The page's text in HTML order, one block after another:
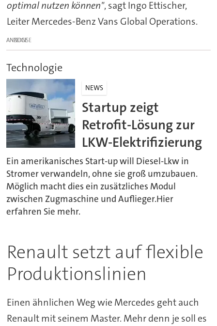
optimal nutzen können", sagt Ingo Ettischer,
Leiter Mercedes-Benz Vans Global Operations.
ANZEIGE
Technologie
NEWS
Startup zeigt
Retrofit-Lösung zur
LKW-Elektrifizierung
Ein amerikanisches Start-up will Diesel-Lkw in
Stromer verwandeln, ohne sie groß umzubauen.
Möglich macht dies ein zusätzliches Modul
zwischen Zugmaschine und Auflieger.Hier
erfahren Sie mehr.
Renault setzt auf flexible
Produktionslinien
Einen ähnlichen Weg wie Mercedes geht auch
Renault mit seinem Master. Mehr denn je soll es